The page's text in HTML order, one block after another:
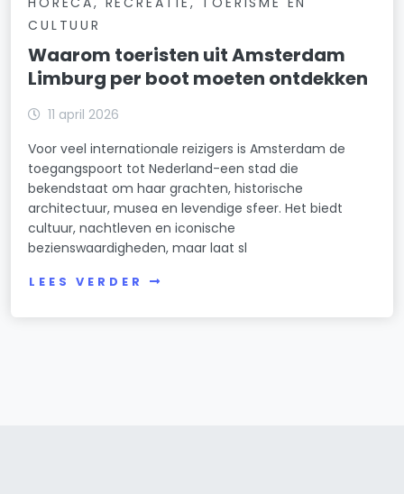
CULTUUR
Waarom toeristen uit Amsterdam
Limburg per boot moeten ontdekken
11 april 2026
Voor veel internationale reizigers is Amsterdam de
toegangspoort tot Nederland-een stad die
bekendstaat om haar grachten, historische
architectuur, musea en levendige sfeer. Het biedt
cultuur, nachtleven en iconische
bezienswaardigheden, maar laat sl
LEES VERDER